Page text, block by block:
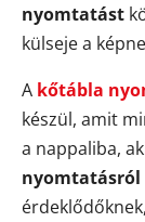
nyomtatást
külseje a
A kőtábla
készül, amit
a nappaliba,
nyomtatásról